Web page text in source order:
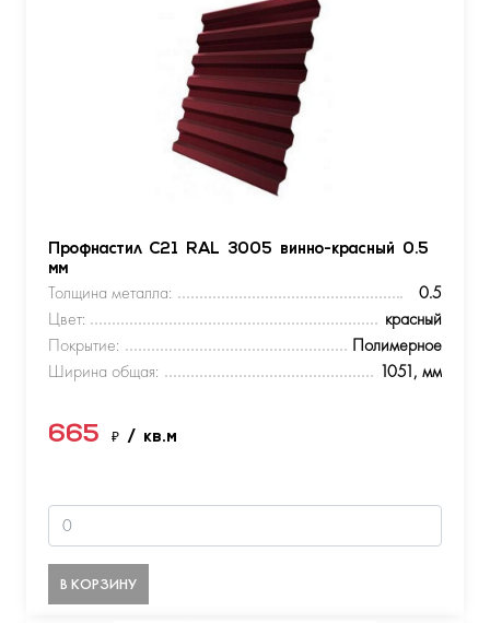
Профнастил С21 RAL 3005 винно-красный 0.5
мм
Толщина металла:
0.5
Цвет:
красный
Покрытие:
Полимерное
Ширина общая:
1051, мм
665 ₽ / кв.м
В КОРЗИНУ